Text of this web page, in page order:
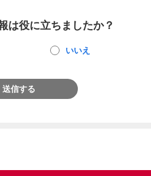
は役に立ちましたか？
いいえ
送信する